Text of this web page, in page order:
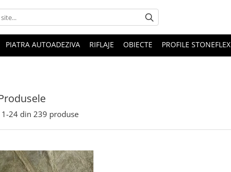
PIATRA AUTOADEZIVA RIFLAJE OBIECTE PROFILE STONEFLEX
1-24 din 239 produse